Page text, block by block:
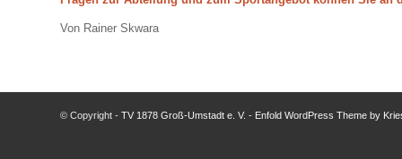
Von Rainer Skwara
© Copyright - TV 1878 Groß-Umstadt e. V. - Enfold WordPress Theme by